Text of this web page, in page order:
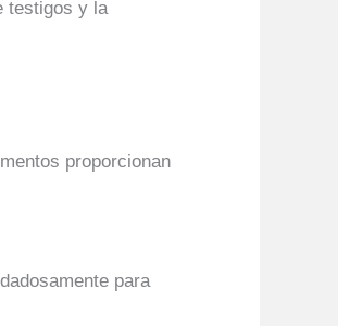
testigos y la
proporcionan
para